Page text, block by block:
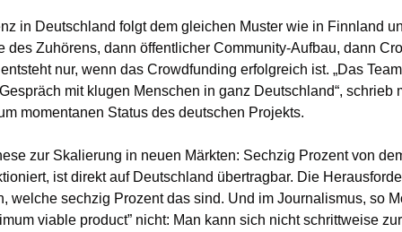
in Deutschland folgt dem gleichen Muster wie in Finnland
des Zuhörens, dann öffentlicher Community-Aufbau, dann
nur, wenn das Crowdfunding erfolgreich ist. „Das
mit klugen Menschen in ganz Deutschland“, schrieb
momentanen Status des deutschen Projekts.
zur Skalierung in neuen Märkten: Sechzig Prozent von
ist direkt auf Deutschland übertragbar. Die
welche sechzig Prozent das sind. Und im Journalismus, so
viable product” nicht: Man kann sich nicht schrittweise zur